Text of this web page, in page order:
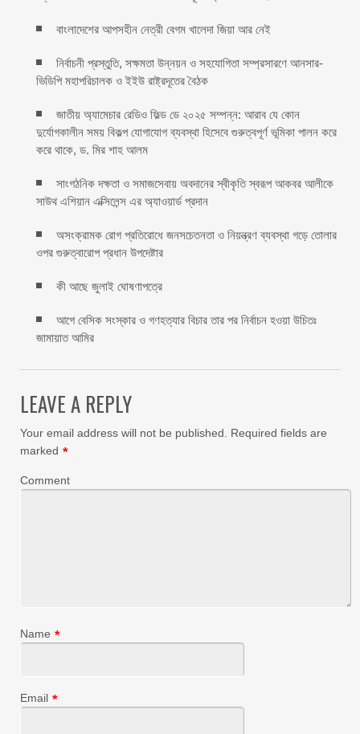
বাংলাদেশের আপসহীন নেত্রী বেগম খালেদা জিয়া আর নেই
নির্বাচনী প্রস্তুতি, সক্ষমতা উন্নয়ন ও সহযোগিতা সম্প্রসারণে আনসার-
ভিডিপি মহাপরিচালক ও ইইউ রাষ্ট্রদূতের বৈঠক
জাতীয় অ্যামেচার রেডিও ফিল্ড ডে ২০২৫ সম্পন্ন: আরাব যে কোন
দুর্যোগকালীন সময় বিকল্প যোগাযোগ ব্যবস্থা হিসেবে গুরুত্বপূর্ণ ভূমিকা পালন করে
করে থাকে, ড. মির শাহ আলম
সাংগঠনিক দক্ষতা ও সমাজসেবায় অবদানের স্বীকৃতি স্বরূপ আকবর আলীকে
সাউথ এশিয়ান এক্সিলেন্স এর অ্যাওয়ার্ড প্রদান
অসংক্রামক রোগ প্রতিরোধে জনসচেতনতা ও নিয়ন্ত্রণ ব্যবস্থা গড়ে তোলার
ওপর গুরুত্বারোপ প্রধান উপদেষ্টার
কী আছে জুলাই ঘোষণাপত্রে
আগে বেসিক সংস্কার ও গণহত্যার বিচার তার পর নির্বাচন হওয়া উচিতঃ
জামায়াত আমির
LEAVE A REPLY
Your email address will not be published.
Required fields are
marked *
Comment
Name *
Email *